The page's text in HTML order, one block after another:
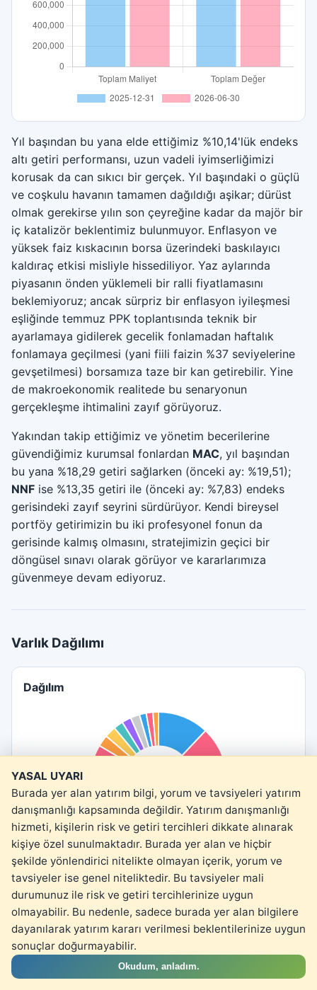
Yıl başından bu yana elde ettiğimiz %10,14'lük endeks
altı getiri performansı, uzun vadeli iyimserliğimizi
korusak da can sıkıcı bir gerçek. Yıl başındaki o güçlü
ve coşkulu havanın tamamen dağıldığı aşikar; dürüst
olmak gerekirse yılın son çeyreğine kadar da majör bir
iç katalizör beklentimiz bulunmuyor. Enflasyon ve
yüksek faiz kıskacının borsa üzerindeki baskılayıcı
kaldıraç etkisi misliyle hissediliyor. Yaz aylarında
piyasanın önden yüklemeli bir ralli fiyatlamasını
beklemiyoruz; ancak sürpriz bir enflasyon iyileşmesi
eşliğinde temmuz PPK toplantısında teknik bir
ayarlamaya gidilerek gecelik fonlamadan haftalık
fonlamaya geçilmesi (yani fiili faizin %37 seviyelerine
gevşetilmesi) borsamıza taze bir kan getirebilir. Yine
de makroekonomik realitede bu senaryonun
gerçekleşme ihtimalini zayıf görüyoruz.
Yakından takip ettiğimiz ve yönetim becerilerine
güvendiğimiz kurumsal fonlardan MAC, yıl başından
bu yana %18,29 getiri sağlarken (önceki ay: %19,51);
NNF ise %13,35 getiri ile (önceki ay: %7,83) endeks
gerisindeki zayıf seyrini sürdürüyor. Kendi bireysel
portföy getirimizin bu iki profesyonel fonun da
gerisinde kalmış olmasını, stratejimizin geçici bir
döngüsel sınavı olarak görüyor ve kararlarımıza
güvenmeye devam ediyoruz.
Varlık Dağılımı
Dağılım
Yasal Uyarı
YASAL UYARI
Burada yer alan yatırım bilgi, yorum ve tavsiyeleri yatırım
danışmanlığı kapsamında değildir. Yatırım danışmanlığı
hizmeti, kişilerin risk ve getiri tercihleri dikkate alınarak
kişiye özel sunulmaktadır. Burada yer alan ve hiçbir
şekilde yönlendirici nitelikte olmayan içerik, yorum ve
tavsiyeler ise genel niteliktedir. Bu tavsiyeler mali
durumunuz ile risk ve getiri tercihlerinize uygun
olmayabilir. Bu nedenle, sadece burada yer alan bilgilere
dayanılarak yatırım kararı verilmesi beklentilerinize uygun
sonuçlar doğurmayabilir.
Okudum, anladım.